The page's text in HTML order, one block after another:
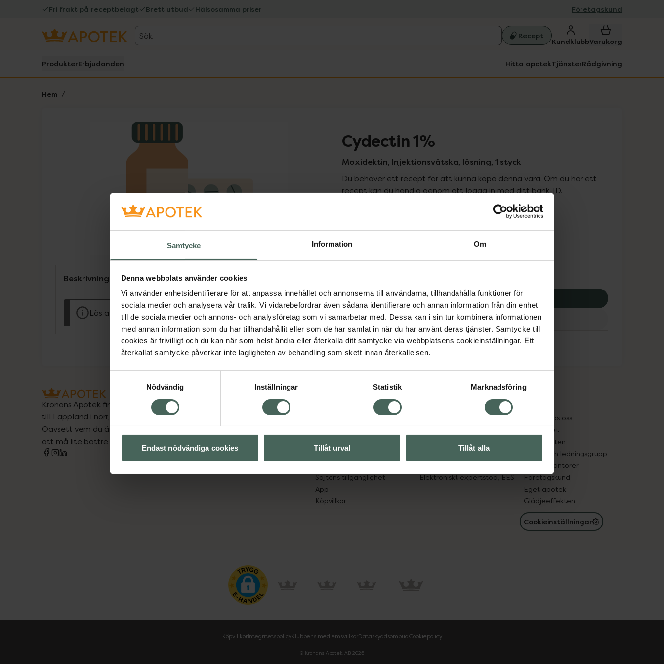
Samtycke Information Om
Denna webbplats använder cookies
Vi använder enhetsidentifierare för att anpassa innehållet och annonserna till användarna, tillhandahålla funktioner för
sociala medier och analysera vår trafik. Vi vidarebefordrar även sådana identifierare och annan information från din enhet
till de sociala medier och annons- och analysföretag som vi samarbetar med. Dessa kan i sin tur kombinera informationen
med annan information som du har tillhandahållit eller som de har samlat in när du har använt deras tjänster. Samtycke till
cookies är frivilligt och du kan när som helst ändra eller återkalla ditt samtycke via webbplatsens cookieinställningar. Ett
återkallat samtycke påverkar inte lagligheten av behandling som skett innan återkallelsen.
Nödvändig
Inställningar Statistik Marknadsföring
Endast nödvändiga cookies Tillåt urval Tillåt alla
Fri frakt på receptbelagt Brett utbud Hälsosamma priser Företagskund
Sök Recept
KundklubbVarukorg
ProdukterErbjudanden Hitta apotekTjänsterRådgivning
Hem
Lista: . Innehåller 1 objekt. Cydectin 1%
Moxidektin, Injektionsvätska, lösning, 1 styck
Du behöver ett recept för att kunna köpa denna vara. Om du har ett
recept kan du handla genom att logga in med ditt bank-ID.
0 kr
Köp via ditt recept
Aktuella erbjudanden
Beskrivning
Läs alltid bipacksedeln innan användning.
Kronans Apotek finns här för dig. Du hittar oss från Skåne i syd
till Lappland i norr, och online i mobilen och på datorn.
Oavsett vem du är så är det vårt uppdrag att hjälpa just dig
att må lite bättre. Välkommen att prata med oss.
Leverans, betalning och retur
Sajtens tillgänglighet
App
Köpvillkor
Resa med läkemedel
Elektroniskt expertstöd, EES
Om oss
Jobba hos oss
Hållbarhet
Samarbeten
Ägare och ledningsgrupp
För leverantörer
Företagskund
Eget apotek
Glädjeeffekten
Cookieinställningar
KöpvillkorIntegritetspolicyKlubbens medlemsvillkorDataskyddsombudCookiepolicy
© Kronans Apotek AB 2026